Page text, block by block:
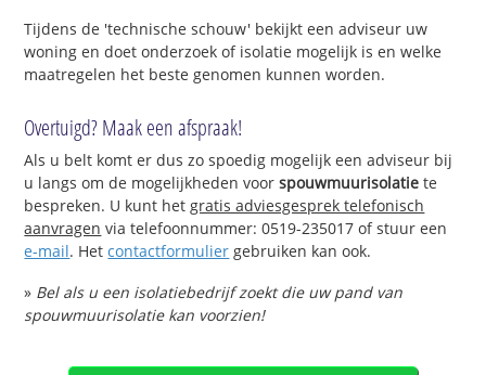
Tijdens de 'technische schouw' bekijkt een adviseur uw
woning en doet onderzoek of isolatie mogelijk is en welke
maatregelen het beste genomen kunnen worden.
Overtuigd? Maak een afspraak!
Als u belt komt er dus zo spoedig mogelijk een adviseur bij
u langs om de mogelijkheden voorspouwmuurisolatie te
bespreken. U kunt hetgratis adviesgesprek telefonisch
aanvragen via telefoonnummer: 0519-235017 of stuur een
e-mail. Hetcontactformulier gebruiken kan ook.
» Bel als u een isolatiebedrijf zoekt die uw pand van
spouwmuurisolatie kan voorzien!